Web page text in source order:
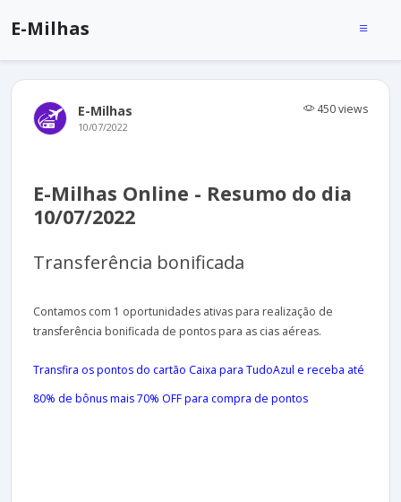
E-Milhas
E-Milhas 450 views
10/07/2022
E-Milhas Online - Resumo do dia
10/07/2022
Transferência bonificada
Contamos com 1 oportunidades ativas para realização de
transferência bonificada de pontos para as cias aéreas.
Transfira os pontos do cartão Caixa para TudoAzul e receba até
80% de bônus mais 70% OFF para compra de pontos